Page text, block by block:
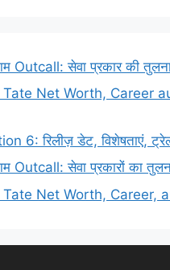
Outcall: सेवा प्रकार की
Net Worth, Career
6: रिलीज़ डेट, विशेषताएं,
Outcall: सेवा प्रकारों का
Net Worth, Career,